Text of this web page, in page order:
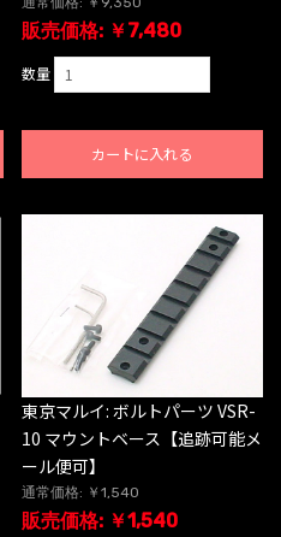
販売価格: ￥7,480
数量
カートに入れる
東京マルイ: ボルトパーツ VSR-
10 マウントベース【追跡可能メ
ール便可】
通常価格: ￥1,540
販売価格: ￥1,540